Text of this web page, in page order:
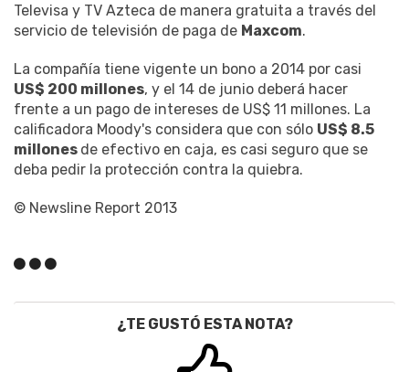
Televisa y TV Azteca de manera gratuita a través del
servicio de televisión de paga de Maxcom.
La compañía tiene vigente un bono a 2014 por casi
US$ 200 millones, y el 14 de junio deberá hacer
frente a un pago de intereses de US$ 11 millones. La
calificadora Moody's considera que con sólo US$ 8.5
millones de efectivo en caja, es casi seguro que se
deba pedir la protección contra la quiebra.
© Newsline Report 2013
¿TE GUSTÓ ESTA NOTA?